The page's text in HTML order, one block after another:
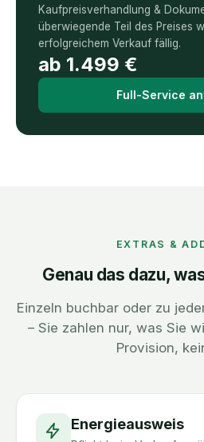
Kaufpreisverhandlung &
überwiegende Teil des Preises
erfolgreichem Verkauf fällig.
ab 1.499 €
Full-Service
EXTRAS &
Genau das dazu,
Einzeln buchbar oder zu
– Sie zahlen nur, was Sie
Provision,
Energieausweis